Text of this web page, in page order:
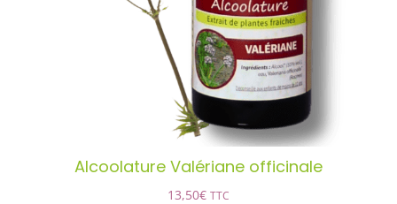
Alcoolature Valériane officinale
13,50€ TTC